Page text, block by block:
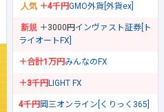
＋4千円GMO外貨[外貨ex]
＋3000円 インヴァスト証券[ト
ライオートFX]
＋合計1万円みんなのFX
＋3千円LIGHT FX
4千円岡三オンライン[くりっく365]